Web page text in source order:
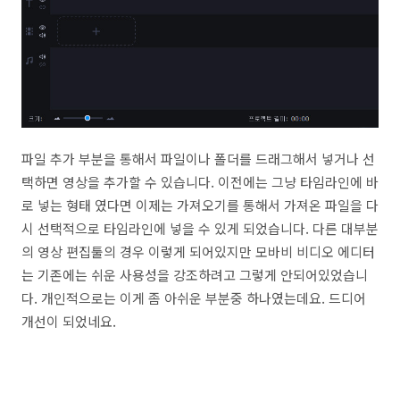
파일 추가 부분을 통해서 파일이나 폴더를 드래그해서 넣거나 선
택하면 영상을 추가할 수 있습니다. 이전에는 그냥 타임라인에 바
로 넣는 형태 였다면 이제는 가져오기를 통해서 가져온 파일을 다
시 선택적으로 타임라인에 넣을 수 있게 되었습니다. 다른 대부분
의 영상 편집툴의 경우 이렇게 되어있지만 모바비 비디오 에디터
는 기존에는 쉬운 사용성을 강조하려고 그렇게 안되어있었습니
다. 개인적으로는 이게 좀 아쉬운 부분중 하나였는데요. 드디어
개선이 되었네요.